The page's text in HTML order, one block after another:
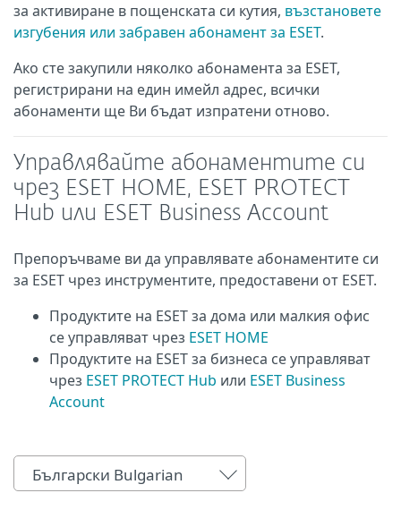
за активиране в пощенската си кутия, възстановете
изгубения или забравен абонамент за ESET.
Ако сте закупили няколко абонамента за ESET,
регистрирани на един имейл адрес, всички
абонаменти ще Ви бъдат изпратени отново.
Управлявайте абонаментите си
чрез ESET HOME, ESET PROTECT
Hub или ESET Business Account
Препоръчваме ви да управлявате абонаментите си
за ESET чрез инструментите, предоставени от ESET.
Продуктите на ESET за дома или малкия офис
се управляват чрез ESET HOME
Продуктите на ESET за бизнеса се управляват
чрез ESET PROTECT Hub или ESET Business
Account
Български Bulgarian